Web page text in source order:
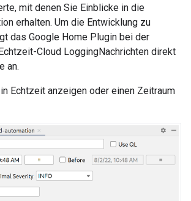
mit denen Sie Einblicke in die
erhalten. Um die Entwicklung zu
das Google Home Plugin bei der
Cloud LoggingNachrichten direkt
an.
Echtzeit anzeigen oder einen Zeitraum